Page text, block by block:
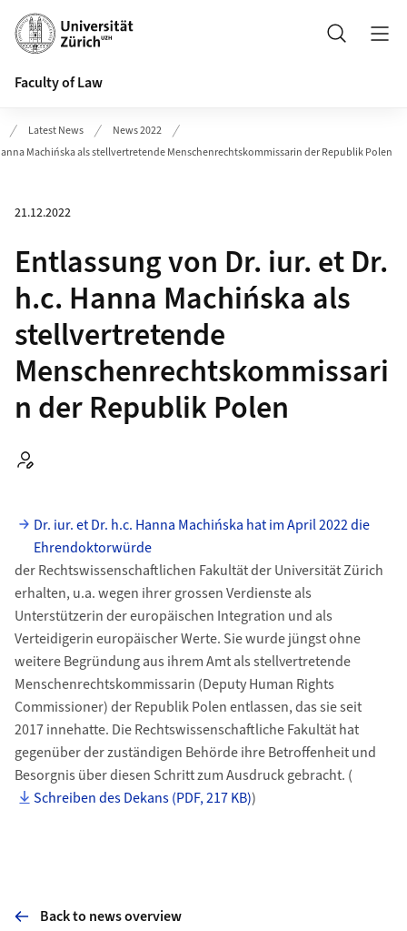
Header
Search
Faculty of Law
Latest News
News 2022
Machińska als stellvertretende Menschenrechtskommissarin der Republik Polen
21.12.2022
Entlassung von Dr. iur. et Dr.
h.c. Hanna Machińska als
stellvertretende
Menschenrechtskommissari
n der Republik Polen
Dr. iur. et Dr. h.c. Hanna Machińska hat im April 2022 die
Ehrendoktorwürde
der Rechtswissenschaftlichen Fakultät der Universität Zürich
erhalten, u.a. wegen ihrer grossen Verdienste als
Unterstützerin der europäischen Integration und als
Verteidigerin europäischer Werte. Sie wurde jüngst ohne
weitere Begründung aus ihrem Amt als stellvertretende
Menschenrechtskommissarin (Deputy Human Rights
Commissioner) der Republik Polen entlassen, das sie seit
2017 innehatte. Die Rechtswissenschaftliche Fakultät hat
gegenüber der zuständigen Behörde ihre Betroffenheit und
Besorgnis über diesen Schritt zum Ausdruck gebracht. (
Schreiben des Dekans (PDF, 217 KB))
Back to news overview